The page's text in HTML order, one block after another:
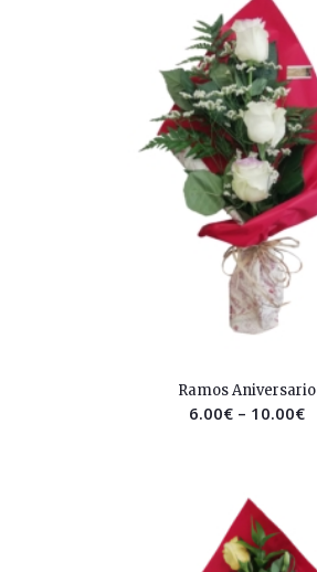
Ramos Aniversario
6.00€ – 10.00€